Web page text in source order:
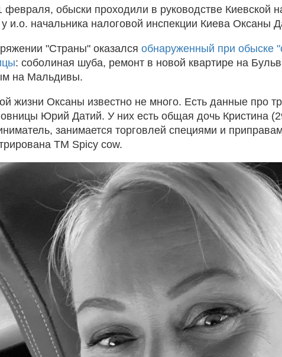
февраля, обыски проходили в руководстве Киевской
и.о. начальника налоговой инспекции Киева Оксаны
"Страны" оказалсяобнаруженный при обыске
: соболиная шуба, ремонт в новой квартире на
на Мальдивы.
жизни Оксаны известно не много. Есть данные про
Юрий Датий. У них есть общая дочь Кристина
занимается торговлей специями и
ТМ Spicy cow.